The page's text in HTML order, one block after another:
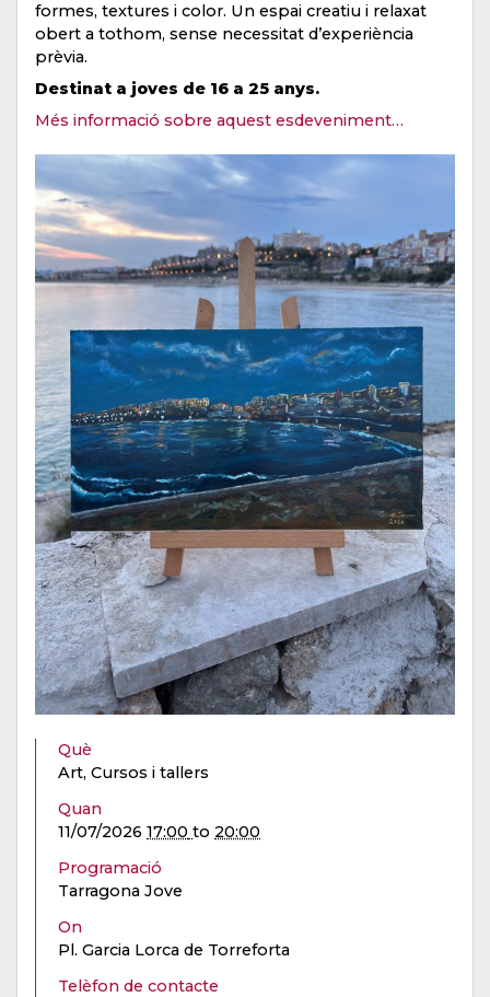
formes, textures i color. Un espai creatiu i relaxat
obert a tothom, sense necessitat d’experiència
prèvia.
Destinat a joves de 16 a 25 anys.
Més informació sobre aquest esdeveniment…
Què
Art, Cursos i tallers
Quan
11/07/2026 17:00 to 20:00
Programació
Tarragona Jove
On
Pl. Garcia Lorca de Torreforta
Telèfon de contacte